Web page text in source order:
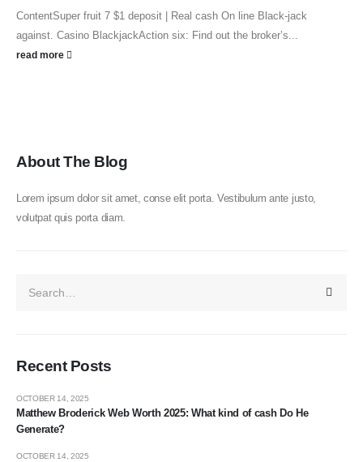
ContentSuper fruit 7 $1 deposit | Real cash On line Black-jack
against. Casino BlackjackAction six: Find out the broker’s...
read more
About The Blog
Lorem ipsum dolor sit amet, conse elit porta. Vestibulum ante justo,
volutpat quis porta diam.
Recent Posts
Matthew Broderick Web Worth 2025: What kind of cash Do He
Generate?
OCTOBER 14, 2025
OCTOBER 14, 2025